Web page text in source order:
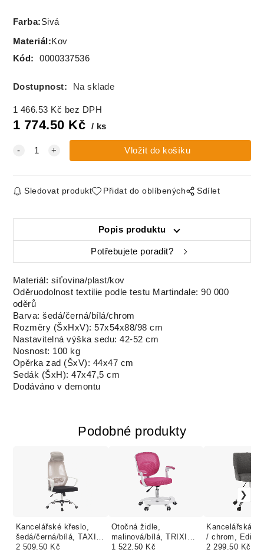
Farba:Sivá
Materiál :Kov
Kód:
0000337536
Dostupnost: Na sklade
1 466.53 Kč bez DPH
1 774.50 Kč ks
Sledovat produkt Přidat do oblíbených Sdílet
Popis produktu
Potřebujete poradit?
Materiál: síťovina/plast/kov
Oděruodolnost textilie podle testu Martindale: 90 000
oděrů
Barva: šedá/černá/bílá/chrom
Rozměry (ŠxHxV): 57x54x88/98 cm
Nastavitelná výška sedu: 42-52 cm
Nosnost: 100 kg
Opěrka zad (ŠxV): 44x47 cm
Sedák (ŠxH): 47x47,5 cm
Dodáváno v demontu
Podobné produkty
Kancelářské křeslo,
šedá/černá/bílá, TAXIS
2 NEW
2 509.50 Kč
Otočná židle,
malinová/bílá, TRIXI
TYP 2
1 522.50 Kč
Kancelářská
/ chrom, Ediz
2 299.50 Kč